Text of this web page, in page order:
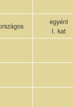
egyéni
I. kat